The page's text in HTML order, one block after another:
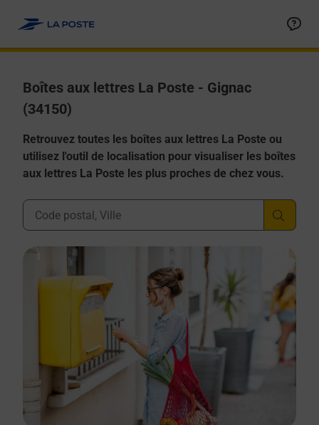
Boîtes aux lettres La Poste - Gignac
(34150)
Retrouvez toutes les boîtes aux lettres La Poste ou
utilisez l'outil de localisation pour visualiser les boîtes
aux lettres La Poste les plus proches de chez vous.
Ville, Département, Code Postal